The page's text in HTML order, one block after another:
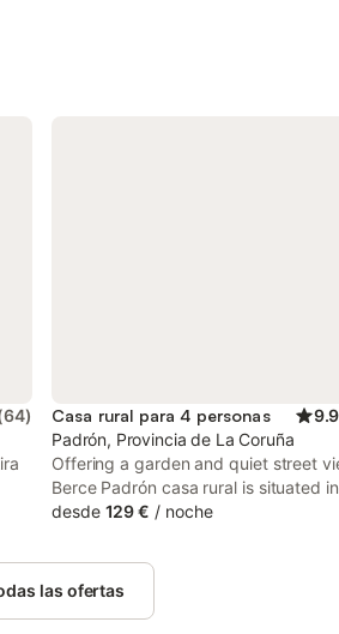
64)
Casa rural para 4 personas 9.9
Padrón, Provincia de La Coruña
Offering a garden and quiet street
Berce Padrón casa rural is situated in
Padrón, 18 km from Santiago de
Point view. It is set 23 km from
Island and features private check-in
desde 129 € / noche
las ofertas